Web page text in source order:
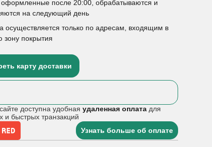
оформленные после 20:00, обрабатываются и
на следующий день
осуществляется только по адресам, входящим в
зону покрытия
карту доставки
доступна удобнаяудаленная оплата для
и быстрых транзакций
Узнать больше об оплате